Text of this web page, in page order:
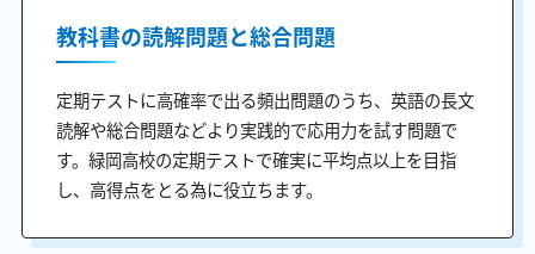
教科書の読解問題と総合問題
定期テストに高確率で出る頻出問題のうち、英語の長文
読解や総合問題などより実践的で応用力を試す問題で
す。緑岡高校の定期テストで確実に平均点以上を目指
し、高得点をとる為に役立ちます。